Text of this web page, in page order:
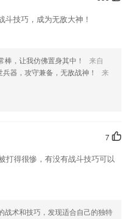
。
，睫毛和漂亮的美瞳等。
回忆啦
以帮助我们更好的对产品进行优化
技巧，成为无敌大神！
棒，让我仿佛置身其中！
来自
兵器，攻守兼备，无敌战神！
来
7
打得很惨，有没有战斗技巧可以
战术和技巧，发现适合自己的独特